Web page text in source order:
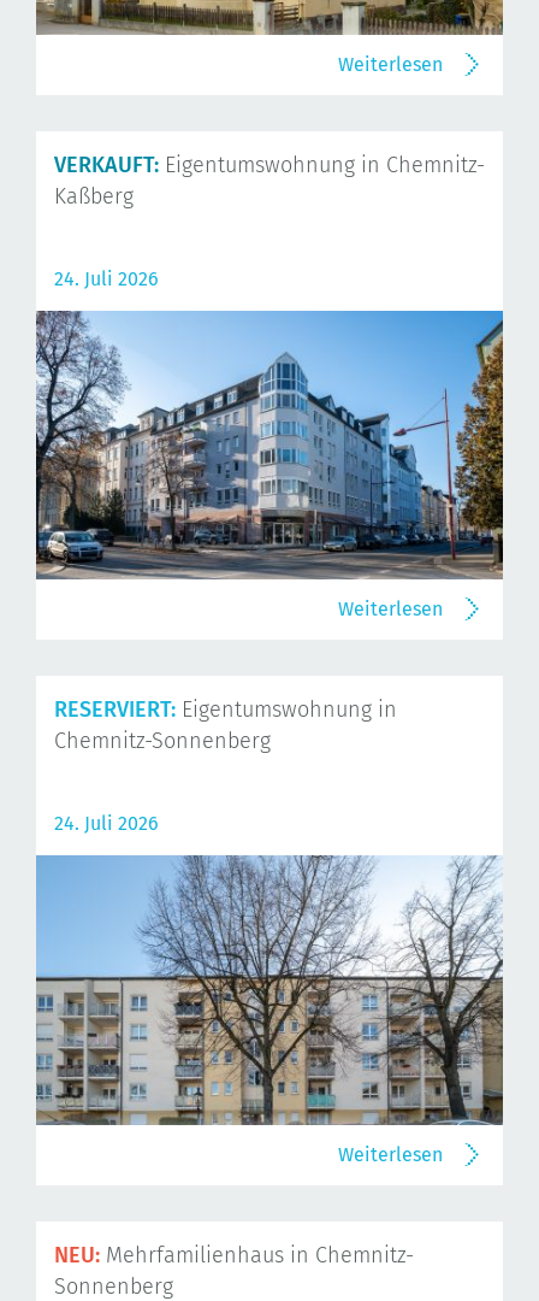
Weiterlesen
VERKAUFT: Eigentumswohnung in Chemnitz-
Kaßberg
24. Juli 2026
Weiterlesen
RESERVIERT: Eigentumswohnung in
Chemnitz-Sonnenberg
24. Juli 2026
Weiterlesen
NEU: Mehrfamilienhaus in Chemnitz-
Sonnenberg